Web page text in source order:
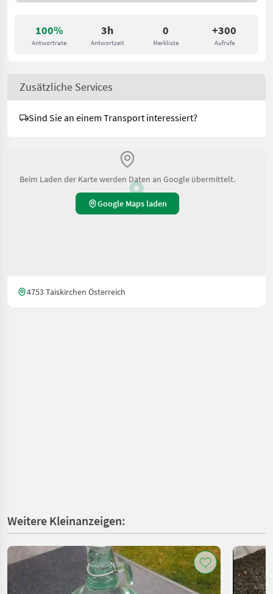
100%
Antwortrate
3h
Antwortzeit
0
Merkliste
+300
Aufrufe
Zusätzliche Services
Sind Sie an einem Transport interessiert?
Beim Laden der Karte werden Daten an Google übermittelt.
Google Maps laden
4753 Taiskirchen Österreich
Weitere Kleinanzeigen: